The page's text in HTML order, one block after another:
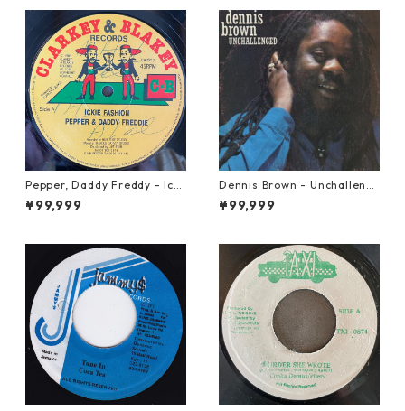
Pepper, Daddy Freddy - Icki
e Fashion【12-50044】
¥99,999
Dennis Brown - Unchalleng
ed【LP-70046】
¥99,999